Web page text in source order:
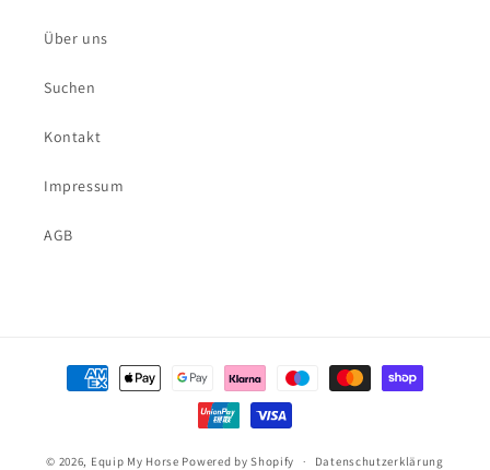
Über uns
Suchen
Kontakt
Impressum
AGB
Zahlungsmethoden
© 2026, Equip My Horse Powered by Shopify Datenschutzerklärung